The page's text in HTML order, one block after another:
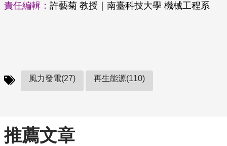
責任編輯： 許藝菊 教授｜南臺科技大學 機械工程系
風力發電(27) 再生能源(110)
推薦文章